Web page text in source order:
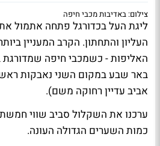
צילום: באדיבות מכבי חיפה
ליגת העל בכדורגל פתחה אתמול
העליון והתחתון. הקרב המעניין
האליפות - כשמכבי חיפה
באר שבע במקום השני נאבקות
אביב עדיין רחוקה משם).
ערכנו את השקלול סביב שווי
כמות השערים הגדולה העונה.